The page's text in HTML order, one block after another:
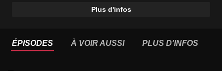
Plus d'infos
ÉPISODES À VOIR AUSSI PLUS D'INFOS